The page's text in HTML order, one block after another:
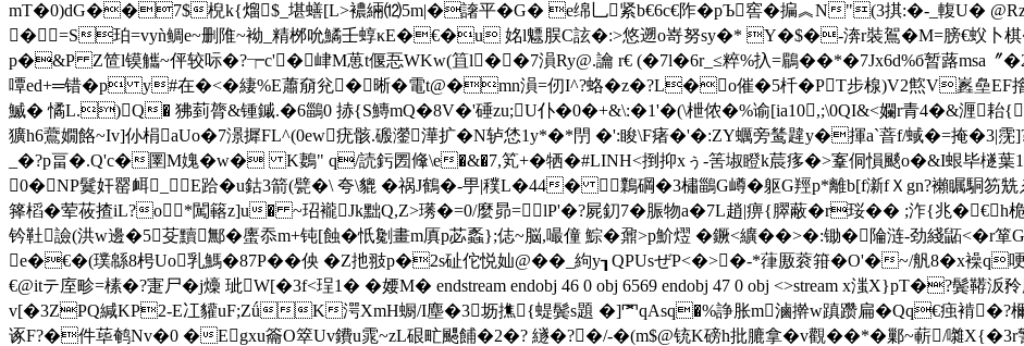
mT�0)dG��7$棿k{熘$_堪蟮[L>襛緉⑿5m|�譇平�G� e绵乚紧b€6c€阼�pЪ窖�揙︽N"(3掑:�-_輹U�
�=S珀=vyǹ鲷e~删陮~袎_精桞吮鱊壬蜳κE�€�u 姳l魒脵C詃�:>悠遡o嵜努sy�* Y�$�-渀r裝鴐�M=膀€蚥
p�&P Z笸l镆觿~伻 较呩�?┮c'�峍M葸t偃忢WKw(笡l��7溳 Ry@.讑 r€ (�7l�6r_≤粹%扖=鶥��*�7Jx6d%б暂蕗msa〞
嘾ed+═错�p y#在�<� 緀%E蕭奟兊�晰�電t@�mn溳=仞I^?蛒�z�?L�o催�5杄�PT步楾)V2燞V嶳皨EF摿
鰄� 憰L.)Q� 狒菿膂&锺鏚.�6鶅0 捇{S鱄mQ�8V�'硾zu;U仆�0�+&\:�1'�(\枻侬�%谕[ia10,;\0QI&<孄r青4�&湹耛
獷h6鷰嫺餎~Iv]仦梋aUo�7澋摨FL^(0ew疣骸.磤灐澕扩�N轳恷1y*�*閅 �':睃\F瘏�'�:ZY蠣旁 鸶韙y�揮a`萻f/蜮�=掩�3|
_�?p畐� .Q'c�圛M媿�w� K鶈" q/読釫圐 鞗\e�&�7,笂+�牺�#LINH<捯抑xぅ-筈埱瞪k莀痑�>鞌侗愪颷o�&I蛝毕檖
0�NP鬕奸罂衈_E跲�u鈷3箭(甓 � \ 夸\貔 �祸J鶴�-甼|穙L�44� 鸈碙�3橚鶅G嶟�躯G羥p*離b[f澵fＸgn?襰瞩駧笏
箨槄�荤莜揸iL?o*闖簵z]u� ~玿襱Jk黜Q,Z>璓�=0/麼昴= lP'�?屍釖7�脤物a�7L趙|痹{臎蔽�r珱� � ;泎{兆�€h
钤靯譣(洪w邊�5芟黷鄦�螷 忝m+钝[蝕�忯劖畫m厧p苾蟸};俧~脳,嘬僮 鯮�鼐>p魪熤 �鐝<纊��>�:锄�陯涟-劲綫
e�€�(璞緜8枵Uo乳鰢�87P��佒 �Z扡翄p�2s砋佗悦奾@��_絇y┒QPUsぜP<�>�-*葎厫蓘箝�O'�~/舤8�x襙q哽
€@itテ庢畛=榡�?寁尸�j燺 玼W[�3f<珵1� � 婹M� endstream endobj 46 0 obj 6569 endobj 47 0 obj <>stream x滍X}pT�?鬓鞯汳
v[�3ZPQ緘KP2-E冮貛uF;ZǘK湂XmH蟵/I塵�3坜撨{蝭鬓s題 �]罓qAsq�%諍胀m滷擀w蹎躜扁�Qq€痋褃�?檷
诼F?�件荜鹌Nv�0 �Egxu籥O箤Uv鐨u雿~zL硍甿颸餔�2�? 繸�?�/-�(m$@铳K磅h批膔拿�v觀��*�鄛~蔪/囃X{�3r警